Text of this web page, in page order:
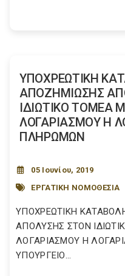
YΠΟΧΡΕΩΤΙΚΗ
ΑΠΟΖΗΜΙΩΣΗΣ
ΙΔΙΩΤΙΚΟ ΤΟΜΕΑ
ΛΟΓΑΡΙΑΣΜΟΥ Η
ΠΛΗΡΩΜΩΝ
05 Ιουνίου, 2019
ΕΡΓΑΤΙΚΗ ΝΟΜΟΘΕΣΙΑ
YΠΟΧΡΕΩΤΙΚΗ
ΑΠΟΛΥΣΗΣ ΣΤΟΝ
ΛΟΓΑΡΙΑΣΜΟΥ Η
ΥΠΟΥΡΓΕΙΟ...